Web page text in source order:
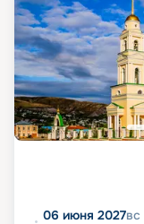
06 июня 2027вс